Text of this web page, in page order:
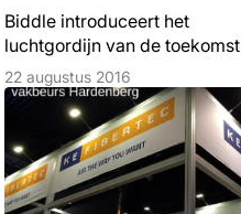
Biddle introduceert het
luchtgordijn van de toekomst
22 augustus 2016